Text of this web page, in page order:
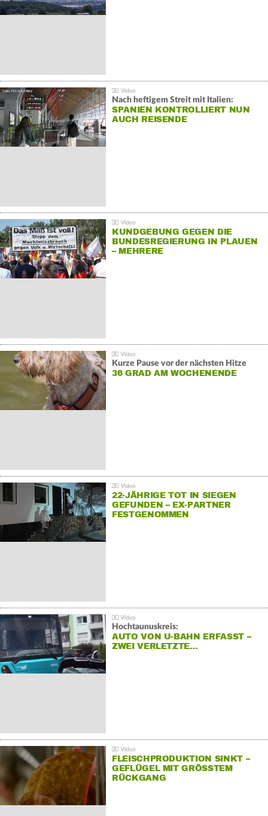
Nach heftigem Streit mit Italien:
SPANIEN KONTROLLIERT NUN
AUCH REISENDE
KUNDGEBUNG GEGEN DIE
BUNDESREGIERUNG IN PLAUEN
– MEHRERE
Kurze Pause vor der nächsten Hitze
36 GRAD AM WOCHENENDE
22-JÄHRIGE TOT IN SIEGEN
GEFUNDEN – EX-PARTNER
FESTGENOMMEN
Hochtaunuskreis:
AUTO VON U-BAHN ERFASST –
ZWEI VERLETZTE…
FLEISCHPRODUKTION SINKT –
GEFLÜGEL MIT GRÖSSTEM R
ÜCKGANG